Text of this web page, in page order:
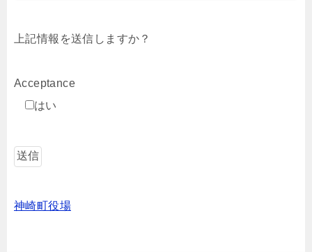
上記情報を送信しますか？
Acceptance
はい
神崎町役場